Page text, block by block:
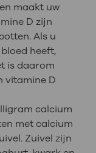
maakt uw
D zijn
Als u
heeft,
is daarom
vitamine D
calcium
met calcium
Zuivel zijn